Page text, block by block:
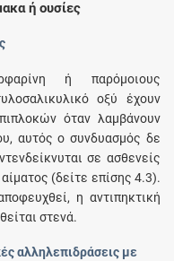
ή ουσίες
ή παρόμοιους
οξύ έχουν
όταν λαμβάνουν
αυτός ο συνδυασμός δε
σε ασθενείς
(δείτε επίσης 4.3).
η αντιπηκτική
στενά.
αλληλεπιδράσεις με